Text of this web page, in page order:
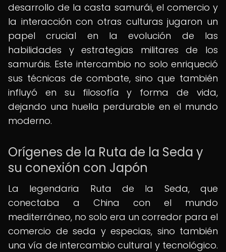
desarrollo de la casta samurái, el comercio y
la interacción con otras culturas jugaron un
papel crucial en la evolución de las
habilidades y estrategias militares de los
samuráis. Este intercambio no solo enriqueció
sus técnicas de combate, sino que también
influyó en su filosofía y forma de vida,
dejando una huella perdurable en el mundo
moderno.
Orígenes de la Ruta de la Seda y
su conexión con Japón
La legendaria Ruta de la Seda, que
conectaba a China con el mundo
mediterráneo, no solo era un corredor para el
comercio de seda y especias, sino también
una vía de intercambio cultural y tecnológico.